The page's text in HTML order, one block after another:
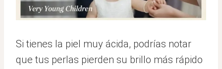
Si tienes la piel muy ácida, podrías notar
que tus perlas pierden su brillo más rápido